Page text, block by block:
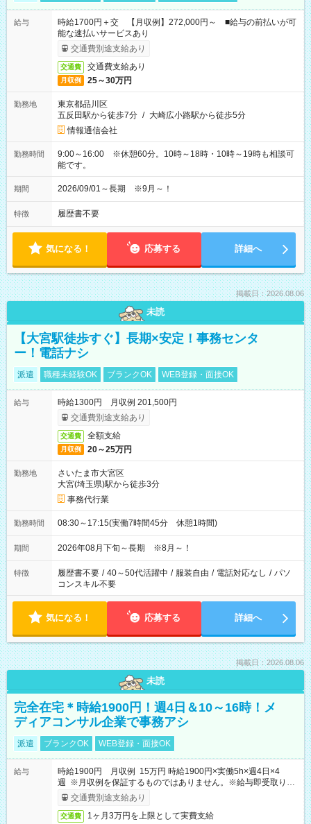
給与
時給1700円＋交 【月収例】272,000円～ ■給与の前払いが可
能な速払いサービスあり
交通費別途支給あり
交通費 交通費支給あり
月収例 25～30万円
勤務地
東京都品川区
五反田駅から徒歩7分 / 大崎広小路駅から徒歩5分
情報通信会社
勤務時間
9:00～16:00 ※休憩60分。10時～18時・10時～19時も相談可
能です。
期間 2026/09/01～長期 ※9月～！
特徴 履歴書不要
気になる！ 応募する 詳細へ
掲載日：2026.08.06
未読
【大宮駅徒歩すぐ】長期×安定！事務センタ
ー！電話ナシ
派遣 職種未経験OK ブランクOK WEB登録・面接OK
給与
時給1300円 月収例 201,500円
交通費別途支給あり
交通費 全額支給
月収例 20～25万円
勤務地
さいたま市大宮区
大宮(埼玉県)駅から徒歩3分
事務代行業
勤務時間 08:30～17:15(実働7時間45分 休憩1時間)
期間 2026年08月下旬～長期 ※8月～！
特徴 履歴書不要 / 40～50代活躍中 / 服装自由 / 電話対応なし / パソ
コンスキル不要
気になる！ 応募する 詳細へ
掲載日：2026.08.06
未読
完全在宅＊時給1900円！週4日＆10～16時！メ
ディアコンサル企業で事務アシ
派遣 ブランクOK WEB登録・面接OK
給与
時給1900円 月収例 15万円 時給1900円×実働5h×週4日×4
週 ※月収例を保証するものではありません。※給与即受取りサ
ービス利用可（利用条件有）
交通費別途支給あり
交通費 1ヶ月3万円を上限として実費支給